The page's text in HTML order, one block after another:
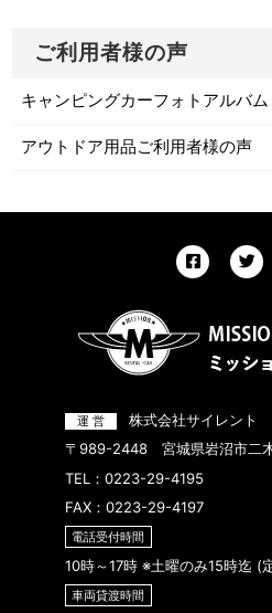
ご利用者様の声
キャンピングカーフォトアルバム
アウトドア用品ご利用者様の声
株式会社サイレント
〒989-2448 宮城県岩沼市二
TEL： 0223-29-4195
FAX：0223-29-4197
電話受付時間
10時～17時 ※土曜のみ15時迄 (
車両貸渡時間